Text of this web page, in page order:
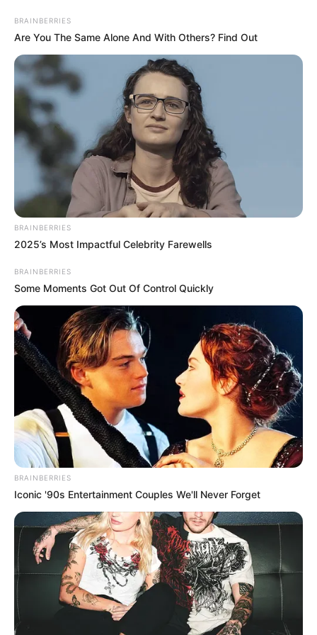
HOME
Home > Notícia > SUS
SUS
BRAINBERRIES
Are You The Same Alone And With Others? Find Out
BRAINBERRIES
2025’s Most Impactful Celebrity Farewells
BRAINBERRIES
Some Moments Got Out Of Control Quickly
BRAINBERRIES
Iconic '90s Entertainment Couples We'll Never Forget